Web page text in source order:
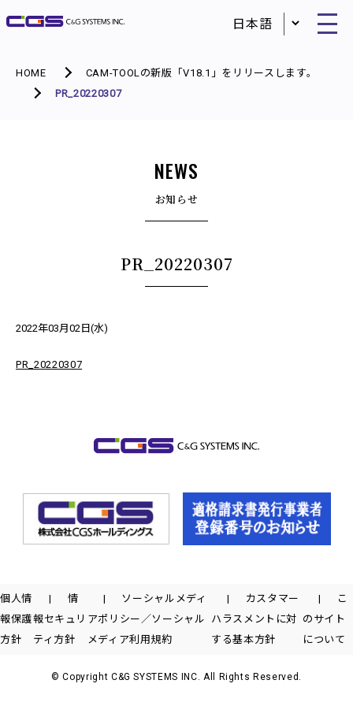
HOME
CAM-TOOLの新版「V18.1」をリリースします。
PR_20220307
NEWS
お知らせ
PR_20220307
2022年03月02日(水)
PR_20220307
個人情
報保護
方針
情
報セキュリ
ティ方針
ソーシャルメディ
アポリシー／ソーシャル
メディア利用規約
カスタマー
ハラスメントに対
する基本方針
こ
のサイト
について
© Copyright C&G SYSTEMS INC. All Rights Reserved.